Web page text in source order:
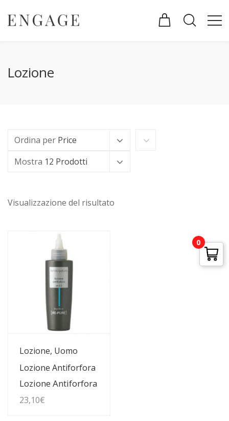
Lozione
Ordina per Price
Mostra 12 Prodotti
Visualizzazione del risultato
Guarda Dettagli
Lozione, Uomo
Lozione Antiforfora
Lozione Antiforfora
23,10€
0